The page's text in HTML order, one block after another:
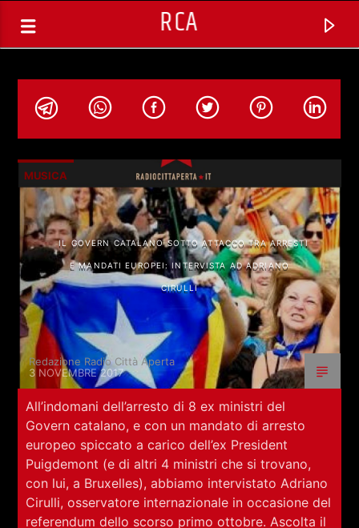
RCA
TRACCIA CORRENTE
MELTINGPOT (REPLICA) CON
RICCARDO PURE RANKING
RCA - Radio città aperta
MUSICA
IL GOVERN CATALANO SOTTO ATTACCO TRA ARRESTI
E MANDATI EUROPEI: INTERVISTA AD ADRIANO
CIRULLI
Redazione Radio Città Aperta
3 NOVEMBRE 2017
All’indomani dell’arresto di 8 ex ministri del
Govern catalano, e con un mandato di arresto
europeo spiccato a carico dell’ex President
Puigdemont (e di altri 4 ministri che si trovano,
con lui, a Bruxelles), abbiamo intervistato Adriano
Cirulli, osservatore internazionale in occasione del
referendum dello scorso primo ottobre. Ascolta il